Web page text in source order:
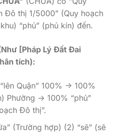
Đô thị 1/5000” (Quy hoạch
“phủ” (phủ kín) đến.
[Pháp Lý Đất Đai
tích):
Quận” 100% -> 100%
Phường -> 100% “phủ”
Đô thị”.
(Trường hợp) (2) “sẽ” (sẽ